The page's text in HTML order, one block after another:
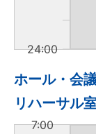
24:00
ホール・会
リハーサル室
7:00